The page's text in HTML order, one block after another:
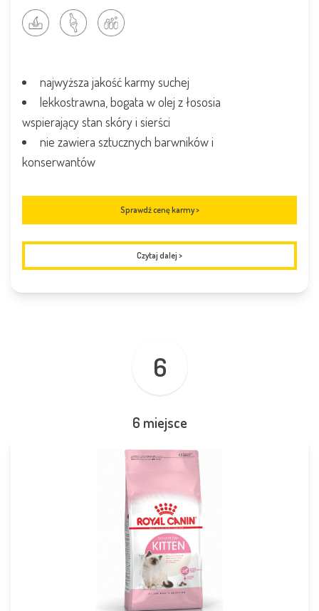
najwyższa jakość karmy suchej
lekkostrawna, bogata w olej z łososia
wspierający stan skóry i sierści
nie zawiera sztucznych barwników i
konserwantów
Sprawdź cenę karmy >
Czytaj dalej >
6
6 miejsce